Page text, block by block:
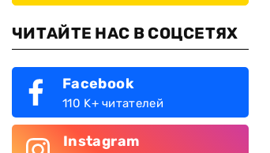
ЧИТАЙТЕ НАС В СОЦСЕТЯХ
Facebook
110 K+ читателей
Instagram